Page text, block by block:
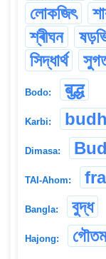
লোকজিৎ
শ্ৰীঘন
সিদ্ধাৰ্থ
Bodo: बुद्ध
Karbi:
Dimasa:
TAI-Ahom: fra
Bangla: বুদ্ধ
Hajong: গৌতম